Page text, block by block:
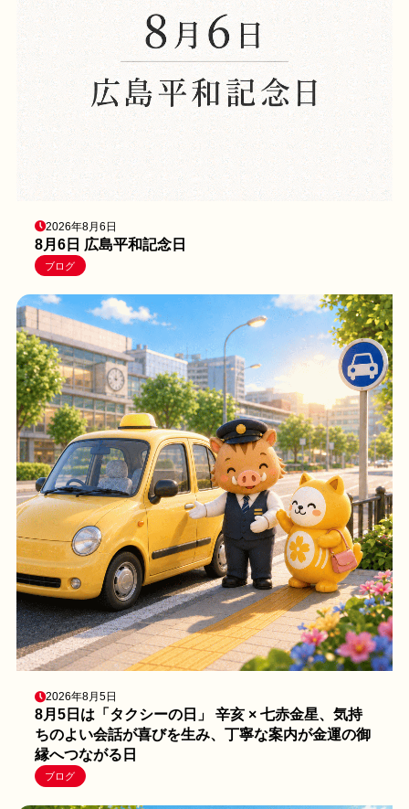
2026年8月6日
8月6日 広島平和記念日
ブログ
2026年8月5日
8月5日は「タクシーの日」 辛亥 × 七赤金星、気持
ちのよい会話が喜びを生み、丁寧な案内が金運の御
縁へつながる日
ブログ